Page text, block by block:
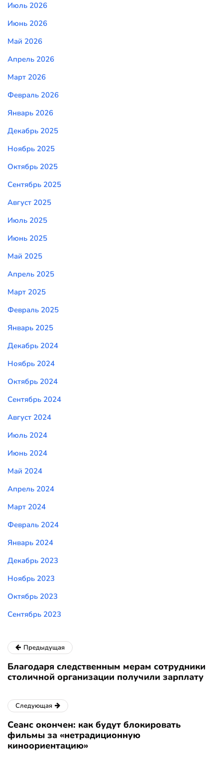
Июль 2026
Июнь 2026
Май 2026
Апрель 2026
Март 2026
Февраль 2026
Январь 2026
Декабрь 2025
Ноябрь 2025
Октябрь 2025
Сентябрь 2025
Август 2025
Июль 2025
Июнь 2025
Май 2025
Апрель 2025
Март 2025
Февраль 2025
Январь 2025
Декабрь 2024
Ноябрь 2024
Октябрь 2024
Сентябрь 2024
Август 2024
Июль 2024
Июнь 2024
Май 2024
Апрель 2024
Март 2024
Февраль 2024
Январь 2024
Декабрь 2023
Ноябрь 2023
Октябрь 2023
Сентябрь 2023
Предыдущая
Благодаря следственным мерам сотрудники
столичной организации получили зарплату
Следующая
Сеанс окончен: как будут блокировать
фильмы за «нетрадиционную
киноориентацию»